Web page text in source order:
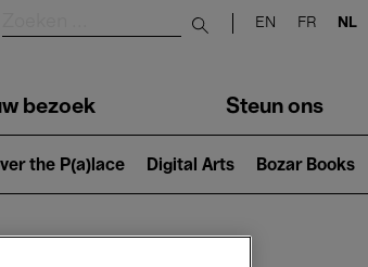
Submit search
EN FR NL
bezoek Steun ons
the P(a)lace Digital Arts Bozar Books